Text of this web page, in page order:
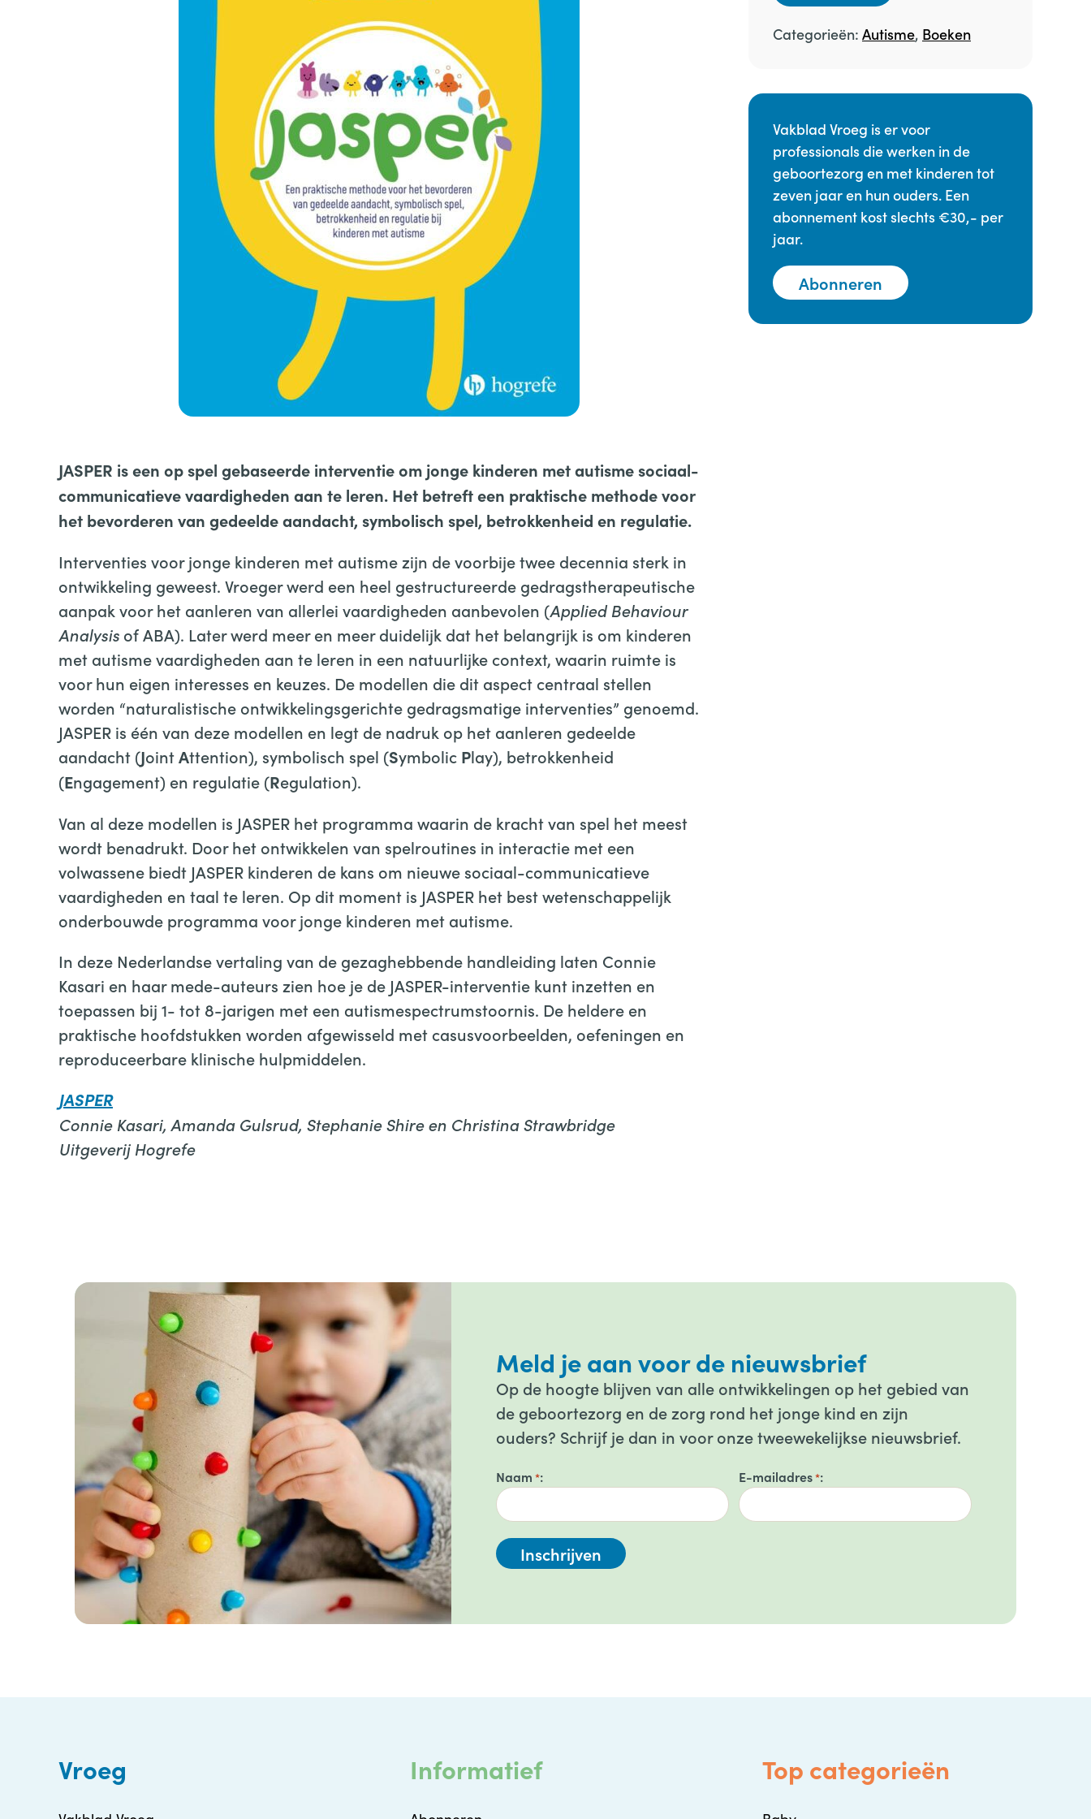
JASPER is een op spel gebaseerde interventie om jonge kinderen met autisme sociaal-
communicatieve vaardigheden aan te leren. Het betreft een praktische methode voor
het bevorderen van gedeelde aandacht, symbolisch spel, betrokkenheid en regulatie.
Interventies voor jonge kinderen met autisme zijn de voorbije twee decennia sterk in
ontwikkeling geweest. Vroeger werd een heel gestructureerde gedragstherapeutische
aanpak voor het aanleren van allerlei vaardigheden aanbevolen (Applied Behaviour
Analysis of ABA). Later werd meer en meer duidelijk dat het belangrijk is om kinderen
met autisme vaardigheden aan te leren in een natuurlijke context, waarin ruimte is
voor hun eigen interesses en keuzes. De modellen die dit aspect centraal stellen
worden “naturalistische ontwikkelingsgerichte gedragsmatige interventies” genoemd.
JASPER is één van deze modellen en legt de nadruk op het aanleren gedeelde
aandacht (JointAttention), symbolisch spel (Symbolic Play), betrokkenheid
(Engagement) en regulatie (Regulation).
Van al deze modellen is JASPER het programma waarin de kracht van spel het meest
wordt benadrukt. Door het ontwikkelen van spelroutines in interactie met een
volwassene biedt JASPER kinderen de kans om nieuwe sociaal-communicatieve
vaardigheden en taal te leren. Op dit moment is JASPER het best wetenschappelijk
onderbouwde programma voor jonge kinderen met autisme.
In deze Nederlandse vertaling van de gezaghebbende handleiding laten Connie
Kasari en haar mede-auteurs zien hoe je de JASPER-interventie kunt inzetten en
toepassen bij 1- tot 8-jarigen met een autismespectrumstoornis. De heldere en
praktische hoofdstukken worden afgewisseld met casusvoorbeelden, oefeningen en
reproduceerbare klinische hulpmiddelen.
JASPER
Connie Kasari, Amanda Gulsrud, Stephanie Shire en Christina Strawbridge
Uitgeverij Hogrefe
Categorieën: Autisme, Boeken
Vakblad Vroeg is er voor
professionals die werken in de
geboortezorg en met kinderen tot
zeven jaar en hun ouders. Een
abonnement kost slechts €30,- per
jaar.
Abonneren
Meld je aan voor de nieuwsbrief
Op de hoogte blijven van alle ontwikkelingen op het gebied van
de geboortezorg en de zorg rond het jonge kind en zijn
ouders? Schrijf je dan in voor onze tweewekelijkse nieuwsbrief.
Naam * E-mailadres*
Vroeg Informatief Top categorieën